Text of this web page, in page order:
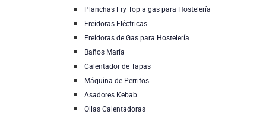
Planchas Fry Top a gas para Hostelería
Freidoras Eléctricas
Freidoras de Gas para Hostelería
Baños María
Calentador de Tapas
Máquina de Perritos
Asadores Kebab
Ollas Calentadoras